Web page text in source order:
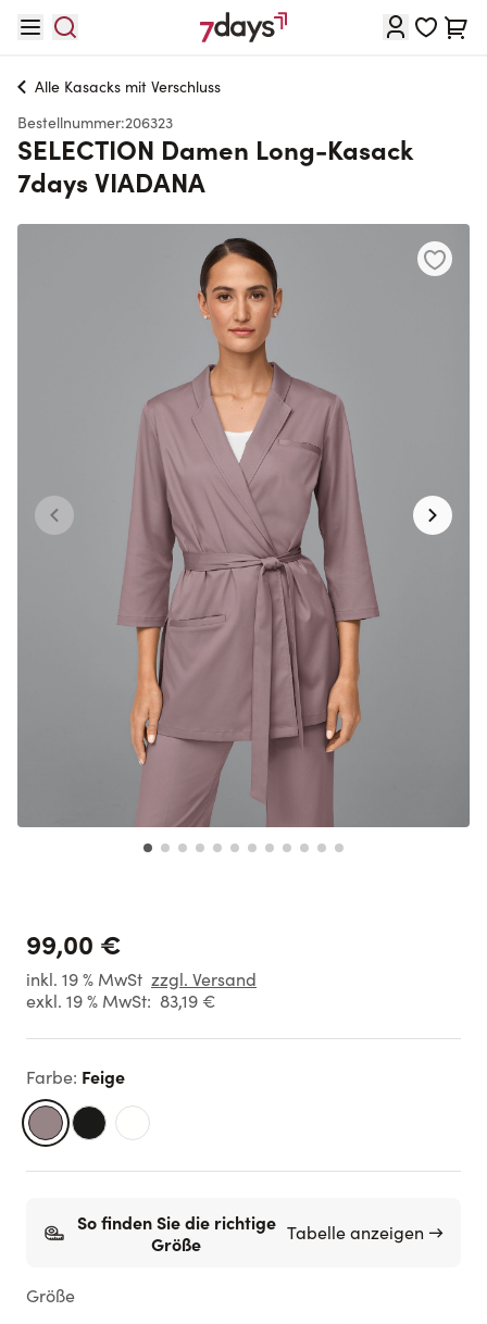
Alle Kasacks mit Verschluss
Bestellnummer:206323
SELECTION Damen Long-Kasack
7days VIADANA
99,00 €
inkl. 19 % MwSt zzgl. Versand
exkl. 19 % MwSt: 83,19 €
Farbe: Feige
So finden Sie die richtige
Größe
Tabelle anzeigen →
Größe